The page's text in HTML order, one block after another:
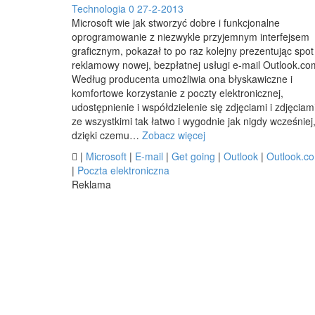
Technologia 0 27-2-2013
Microsoft wie jak stworzyć dobre i funkcjonalne
oprogramowanie z niezwykle przyjemnym interfejsem
graficznym, pokazał to po raz kolejny prezentując spot
reklamowy nowej, bezpłatnej usługi e-mail
Według producenta umożliwia ona błyskawiczne i
komfortowe korzystanie z poczty elektronicznej,
udostępnienie i współdzielenie się zdjęciami i
ze wszystkimi tak łatwo i wygodnie jak nigdy wcześniej,
dzięki czemu… Zobacz więcej
 | Microsoft | E-mail | Get going | Outlook |
| Poczta elektroniczna
Reklama